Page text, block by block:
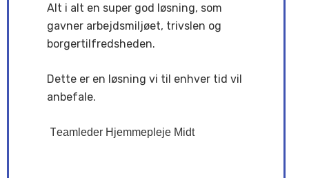
Alt i alt en super god løsning, som
gavner arbejdsmiljøet, trivslen og
borgertilfredsheden.
Dette er en løsning vi til enhver tid vil
anbefale.
Teamleder Hjemmepleje Midt